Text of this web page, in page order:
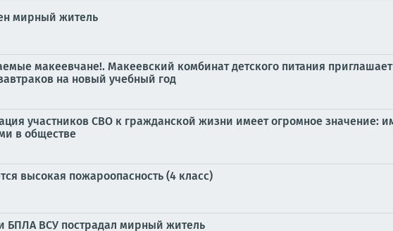
мирный житель
макеевчане!. Макеевский комбинат детского питания
на новый учебный год
участников СВО к гражданской жизни имеет огромное значение:
в обществе
высокая пожароопасность (4 класс)
БПЛА ВСУ пострадал мирный житель